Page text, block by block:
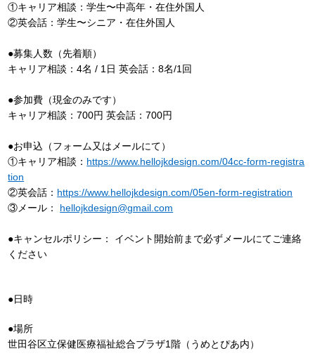
①キャリア相談：学生〜中高年・在住外国人
②英会話：学生〜シニア・在住外国人
●募集人数（先着順）
キャリア相談：4名 / 1日 英会話：8名/1回
●参加費（現金のみです）
キャリア相談：700円 英会話：700円
●お申込（フォーム又はメールにて）
①キャリア相談： https://www.hellojkdesign.com/04cc-form-registra
tion
②英会話： https://www.hellojkdesign.com/05en-form-registration
③メール： hellojkdesign@gmail.com
●キャンセルポリシー： イベント開始前まで必ずメールにてご連絡
ください
●日時
●場所
世田谷区立保健医療福祉総合プラザ1階（うめとぴあ内）